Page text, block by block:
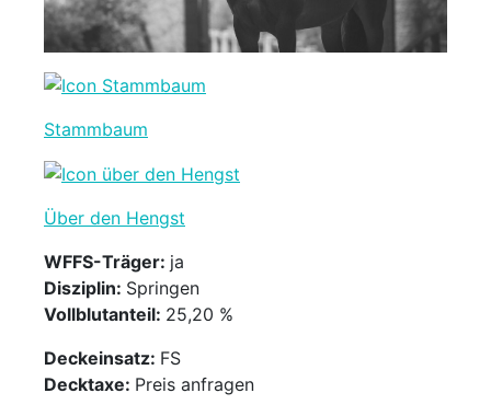
Stammbaum
Über den Hengst
WFFS-Träger: ja
Disziplin: Springen
Vollblutanteil: 25,20 %
Deckeinsatz: FS
Decktaxe: Preis anfragen